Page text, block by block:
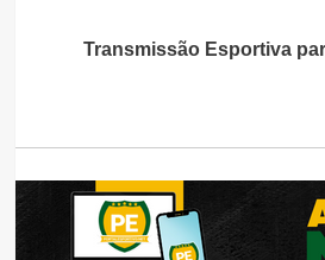
Transmissão Esportiva